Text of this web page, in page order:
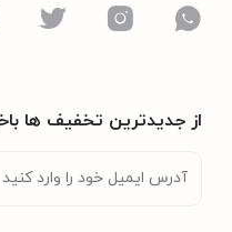
از جدیدترین تخفیف ها